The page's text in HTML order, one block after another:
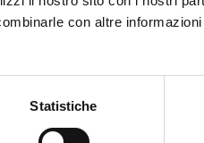
con altre
Statistiche
bahia, Ilheus, Ilha Grande, Rio De